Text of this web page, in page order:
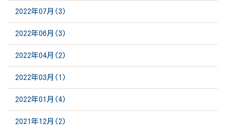
2022年07月(3)
2022年06月(3)
2022年04月(2)
2022年03月(1)
2022年01月(4)
2021年12月(2)